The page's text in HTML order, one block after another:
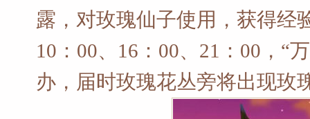
露，对玫瑰仙子使用，获得经
10：00、16：00、21：00，“
办，届时玫瑰花丛旁将出现玫